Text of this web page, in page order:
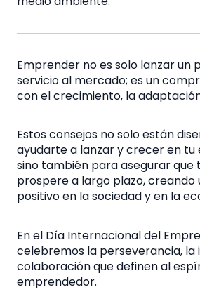
Emprender no es solo lanzar un
servicio al mercado; es un
con el crecimiento, la
Estos consejos no solo están
ayudarte a lanzar y crecer en
sino también para asegurar que
prospere a largo plazo, creando
positivo en la sociedad y en la
En el Día Internacional del
celebremos la perseverancia, la
colaboración que definen al
emprendedor.